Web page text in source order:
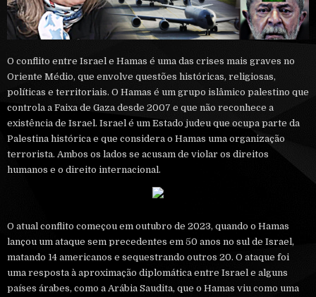
O conflito entre Israel e Hamas é uma das crises mais graves no
Oriente Médio, que envolve questões históricas, religiosas,
políticas e territoriais. O Hamas é um grupo islâmico palestino que
controla a Faixa de Gaza desde 2007 e que não reconhece a
existência de Israel. Israel é um Estado judeu que ocupa parte da
Palestina histórica e que considera o Hamas uma organização
terrorista. Ambos os lados se acusam de violar os direitos
humanos e o direito internacional.
O atual conflito começou em outubro de 2023, quando o Hamas
lançou um ataque sem precedentes em 50 anos no sul de Israel,
matando 14 americanos e sequestrando outros 20. O ataque foi
uma resposta à aproximação diplomática entre Israel e alguns
países árabes, como a Arábia Saudita, que o Hamas viu como uma